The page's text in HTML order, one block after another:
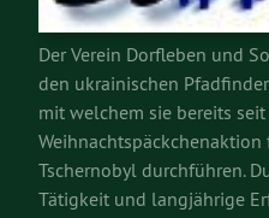
Der Verein Dorfleben und
den ukrainischen
mit welchem sie bereits
Tschernobyl durchführen.
Tätigkeit und langjährige